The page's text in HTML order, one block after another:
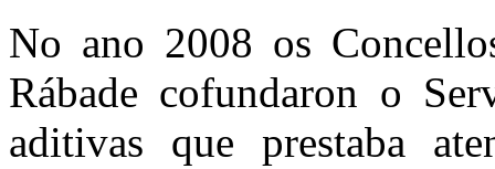
No ano 2008 os
Rábade cofundaron o
aditivas que prestaba